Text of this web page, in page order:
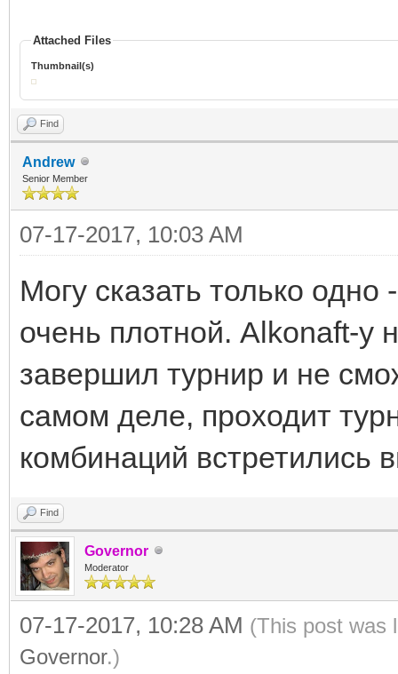
Attached Files
Thumbnail(s)
Find
Andrew
Senior Member
07-17-2017, 10:03 AM
Могу сказать только
очень плотной. Alkonaft-у
завершил турнир и не
самом деле, проходит
комбинаций встретились
Find
Governor
Moderator
07-17-2017, 10:28 AM (This post was
Governor.)